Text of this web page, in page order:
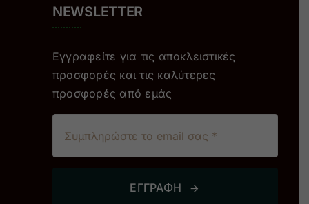
NEWSLETTER
Εγγραφείτε για τις αποκλειστικές
προσφορές και τις καλύτερες
προσφορές από εμάς
ΕΓΓΡΑΦΗ